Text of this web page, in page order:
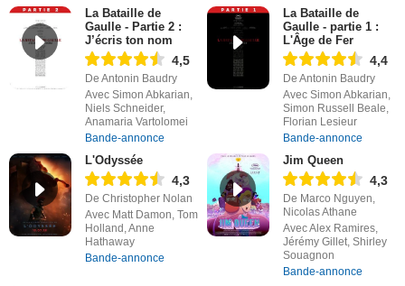
La Bataille de
Gaulle - Partie 2 :
J’écris ton nom
4,5
De Antonin Baudry
Avec Simon Abkarian,
Niels Schneider,
Anamaria Vartolomei
Bande-annonce
La Bataille de
Gaulle - partie 1 :
L'Âge de Fer
4,4
De Antonin Baudry
Avec Simon Abkarian,
Simon Russell Beale,
Florian Lesieur
Bande-annonce
L'Odyssée
4,3
De Christopher Nolan
Avec Matt Damon, Tom
Holland, Anne
Hathaway
Bande-annonce
Jim Queen
4,3
De Marco Nguyen,
Nicolas Athane
Avec Alex Ramires,
Jérémy Gillet, Shirley
Souagnon
Bande-annonce